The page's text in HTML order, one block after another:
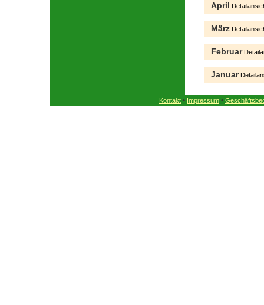
April
März
Februar
Januar
Kontakt • Impressum •